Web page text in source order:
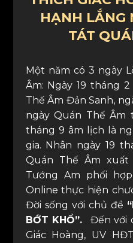
HẠNH LẮNG
TÁT
Một năm có 3 ngày
Âm: Ngày 19 tháng
Thế Âm Đản Sanh,
ngày Quán Thế Âm
tháng 9 âm lịch là
gia. Nhân ngày 19
Quán Thế Âm xuất
Tướng Am phối
Online thực hiện
Đời sống với chủ đề
BỚT KHỔ”. Đến với
Giác Hoàng, UV